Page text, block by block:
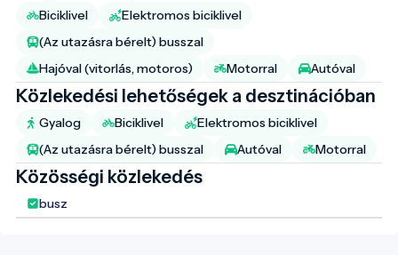
Biciklivel
Elektromos biciklivel
(Az utazásra bérelt) busszal
Hajóval (vitorlás, motoros)
Motorral Autóval
Közlekedési lehetőségek a desztinációban
Gyalog Biciklivel
Elektromos biciklivel
(Az utazásra bérelt) busszal
Autóval Motorral
Közösségi közlekedés
busz